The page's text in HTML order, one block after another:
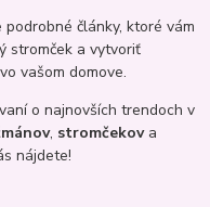
články, ktoré vám
stromček a vytvoriť
vašom domove.
o najnovších trendoch v
, stromčekova
nájdete!